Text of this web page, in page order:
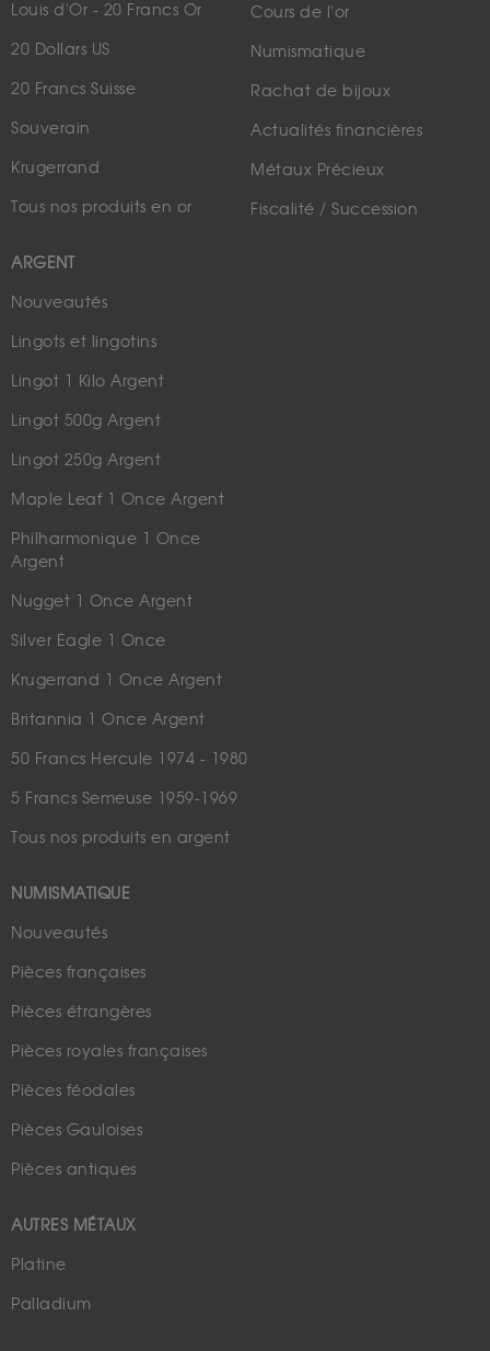
Louis d'Or - 20 Francs Or
20 Dollars US
20 Francs Suisse
Souverain
Krugerrand
Tous nos produits en or
ARGENT
Nouveautés
Lingots et lingotins
Lingot 1 Kilo Argent
Lingot 500g Argent
Lingot 250g Argent
Maple Leaf 1 Once Argent
Philharmonique 1 Once
Argent
Nugget 1 Once Argent
Silver Eagle 1 Once
Krugerrand 1 Once Argent
Britannia 1 Once Argent
50 Francs Hercule 1974 - 1980
5 Francs Semeuse 1959-1969
Tous nos produits en argent
NUMISMATIQUE
Nouveautés
Pièces françaises
Pièces étrangères
Pièces royales françaises
Pièces féodales
Pièces Gauloises
Pièces antiques
AUTRES MÉTAUX
Platine
Palladium
Cours de l'or
Numismatique
Rachat de bijoux
Actualités financières
Métaux Précieux
Fiscalité / Succession